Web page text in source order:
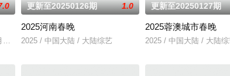
九全天十余小时的全媒体互动直播节目，精彩内容持续输出。这
更新至20250126期 1.0
2025河南春晚
2025 / 中国大陆 / 大陆综艺
更新至20250127期
2025蓉澳城市春晚
2025 / 中国大陆 / 大陆